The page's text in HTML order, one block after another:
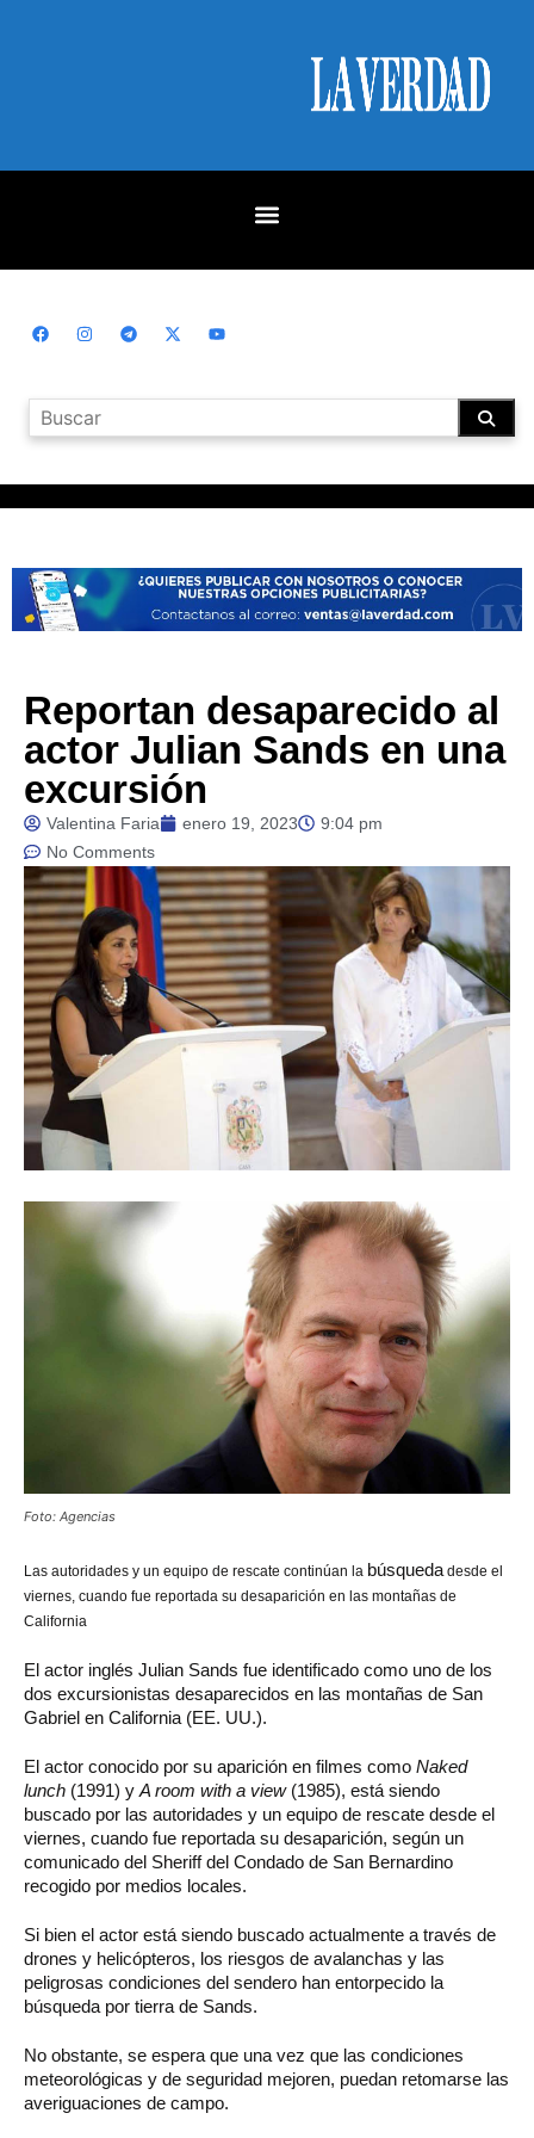
Reportan desaparecido al
actor Julian Sands en una
excursión
Valentina Faria enero 19, 2023
9:04 pm
No Comments
Foto: Agencias
Las autoridades y un equipo de rescate continúan la búsqueda desde el
viernes, cuando fue reportada su desaparición en las montañas de
California
El actor inglés Julian Sands fue identificado como uno de los
dos excursionistas desaparecidos en las montañas de San
Gabriel en California (EE. UU.).
El actor conocido por su aparición en filmes como Naked
lunch (1991) y A room with a view (1985), está siendo
buscado por las autoridades y un equipo de rescate desde el
viernes, cuando fue reportada su desaparición, según un
comunicado del Sheriff del Condado de San Bernardino
recogido por medios locales.
Si bien el actor está siendo buscado actualmente a través de
drones y helicópteros, los riesgos de avalanchas y las
peligrosas condiciones del sendero han entorpecido la
búsqueda por tierra de Sands.
No obstante, se espera que una vez que las condiciones
meteorológicas y de seguridad mejoren, puedan retomarse las
averiguaciones de campo.